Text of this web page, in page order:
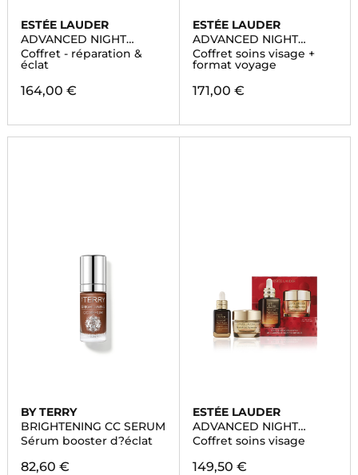
ESTÉE LAUDER
ADVANCED NIGHT
REPAIR
Coffret - réparation &
éclat
164,00 €
ESTÉE LAUDER
ADVANCED NIGHT
REPAIR
Coffret soins visage +
format voyage
171,00 €
BY TERRY
BRIGHTENING CC SERUM
Sérum booster d?éclat
82,60 €
ESTÉE LAUDER
ADVANCED NIGHT
REPAIR
Coffret soins visage
149,50 €